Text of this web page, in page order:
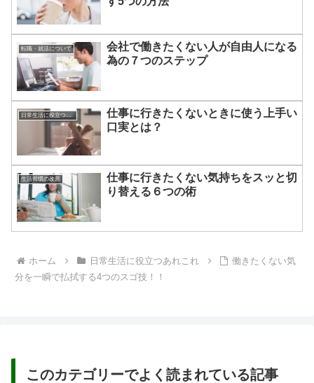
転職・就活について
会社で働きたくない人が自由人になる
為の７つのステップ
仕事に行きたくないときに使う上手い
口実とは？
生活習慣の改善
仕事に行きたくない気持ちをスッと切
り替える６つの術
ホーム 日常生活に役立つあれこれ
働きたくない気
分を一瞬で払拭する4つのスゴ技！！
このカテゴリーでよく読まれている記事